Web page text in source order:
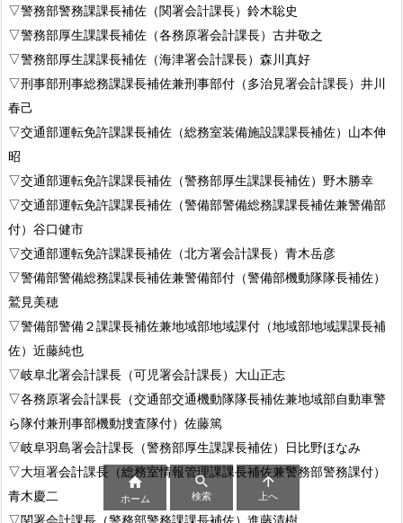
▽警務部警務課課長補佐（関署会計課長）鈴木聡史
▽警務部厚生課課長補佐（各務原署会計課長）古井敬之
▽警務部厚生課課長補佐（海津署会計課長）森川真好
▽刑事部刑事総務課課長補佐兼刑事部付（多治見署会計課長）井川
春己
▽交通部運転免許課課長補佐（総務室装備施設課課長補佐）山本伸
昭
▽交通部運転免許課課長補佐（警務部厚生課課長補佐）野木勝幸
▽交通部運転免許課課長補佐（警備部警備総務課課長補佐兼警備部
付）谷口健市
▽交通部運転免許課課長補佐（北方署会計課長）青木岳彦
▽警備部警備総務課課長補佐兼警備部付（警備部機動隊隊長補佐）
鷲見美穂
▽警備部警備２課課長補佐兼地域部地域課付（地域部地域課課長補
佐）近藤純也
▽岐阜北署会計課長（可児署会計課長）大山正志
▽各務原署会計課長（交通部交通機動隊隊長補佐兼地域部自動車警
ら隊付兼刑事部機動捜査隊付）佐藤篤
▽岐阜羽島署会計課長（警務部厚生課課長補佐）日比野ほなみ
▽大垣署会計課長（総務室情報管理課課長補佐兼警務部警務課付）
青木慶二

ホーム

検索

上へ